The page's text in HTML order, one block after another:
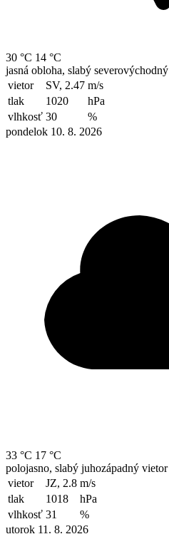
30 °C 14 °C
jasná obloha, slabý
vietor
SV, 2.47 m/s
tlak
1020
hPa
vlhkosť 30
%
pondelok 10. 8. 2026
33 °C 17 °C
polojasno, slabý juhozápadný vietor
vietor
JZ, 2.8 m/s
tlak
1018
hPa
vlhkosť 31
%
utorok 11. 8. 2026